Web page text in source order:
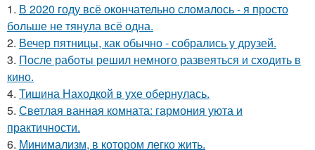
1. В 2020 году всё окончательно сломалось - я просто
больше не тянула всё одна.
2. Вечер пятницы, как обычно - собрались у друзей.
3. После работы решил немного развеяться и сходить в
кино.
4. Тишина Находкой в ухе обернулась.
5. Светлая ванная комната: гармония уюта и
практичности.
6. Минимализм, в котором легко жить.